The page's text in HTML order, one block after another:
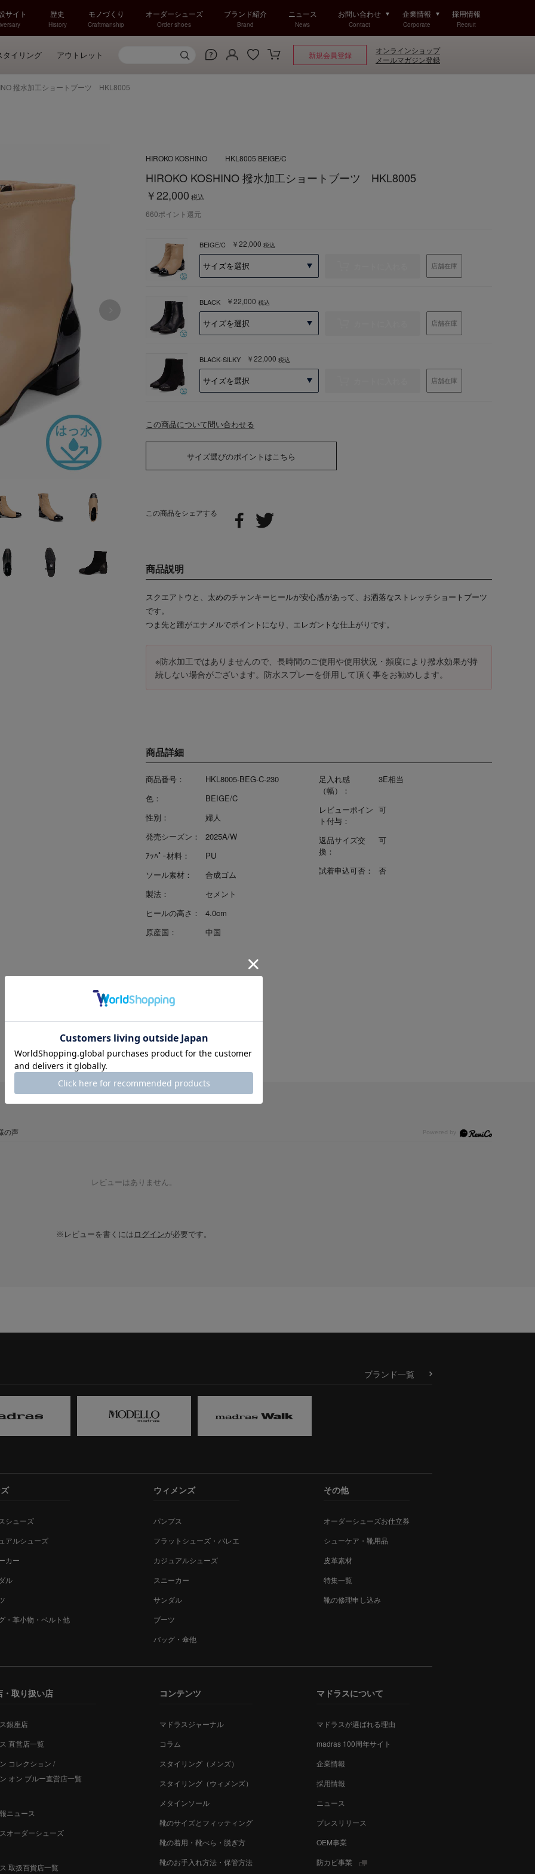
サイト 歴史
History
モノづくり
Craftmanship
オーダーシューズ
Order shoes
ブランド紹介
Brand
ニュース
News
お問い合わせ
Contact
企業情報
Corporate
採用情報
Recruit
タイリング アウトレット 新規会員登録
オンラインショップ
メールマガジン登録
撥水加工ショートブーツ HKL8005
この商品をシェアする
HIROKO KOSHINO 撥水加工ショートブーツ HKL8005
￥22,000 税込
商品詳細
商品番号：
HKL8005-BEG-C-230
色：
BEIGE/C
性別：
婦人
発売シーズン：
2025A/W
ｱｯﾊﾟｰ材料：
PU
ソール素材：
合成ゴム
製法：
セメント
ヒールの高さ：
4.0cm
原産国：
中国
足入れ感
（幅）：
3E相当
レビューポイン
ト付与：
可
返品サイズ交
換：
可
試着申込可否： 否
BEIGE/C ￥22,000 税込
店舗在庫
BLACK ￥22,000 税込
店舗在庫
BLACK-SILKY ￥22,000 税込
店舗在庫
HIROKO KOSHINO HKL8005 BEIGE/C
660ポイント還元
商品説明
スクエアトウと、太めのチャンキーヒールが安心感があって、お洒落なストレッチショートブーツ
です。
つま先と踵がエナメルでポイントになり、エレガントな仕上がりです。
※防水加工ではありませんので、長時間のご使用や使用状況・頻度により撥水効果が持
続しない場合がございます。防水スプレーを併用して頂く事をお勧めします。
この商品について問い合わせる
サイズ選びのポイントはこちら
の声
レビューはありません。
※レビューを書くには ログインが必要です。
ブランド一覧
シューズ
アルシューズ
カー
ル
・革小物・ベルト他
ウィメンズ
パンプス
フラットシューズ・バレエ
カジュアルシューズ
スニーカー
サンダル
ブーツ
バッグ・傘他
その他
オーダーシューズお仕立券
シューケア・靴用品
皮革素材
特集一覧
靴の修理申し込み
・取り扱い店
銀座店
直営店一覧
コレクション /
オン ブルー直営店一覧
ニュース
オーダーシューズ
取扱百貨店一覧
コンテンツ
マドラスジャーナル
コラム
スタイリング（メンズ）
スタイリング（ウィメンズ）
メタインソール
靴のサイズとフィッティング
靴の着用・靴べら・脱ぎ方
靴のお手入れ方法・保管方法
マドラスについて
マドラスが選ばれる理由
madras 100周年サイト
企業情報
採用情報
ニュース
プレスリリース
OEM事業
防カビ事業